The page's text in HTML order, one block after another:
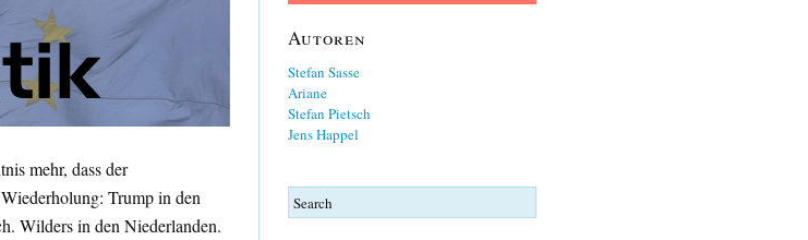
mehr, dass der
Trump in den
Wilders in den Niederlanden.
Autoren
Stefan Sasse
Ariane
Stefan Pietsch
Jens Happel